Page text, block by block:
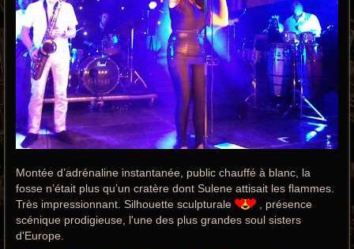
Montée d’adrénaline instantanée, public chauffé à blanc, la
fosse n’était plus qu’un cratère dont Sulene attisait les flammes.
Très impressionnant. Silhouette sculpturale
, présence
scénique prodigieuse, l'une des plus grandes soul sisters
d'Europe.